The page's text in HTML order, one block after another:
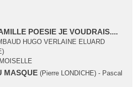
POESIE JE VOUDRAIS....
HUGO VERLAINE ELUARD
MASQUE(Pierre LONDICHE) - Pascal